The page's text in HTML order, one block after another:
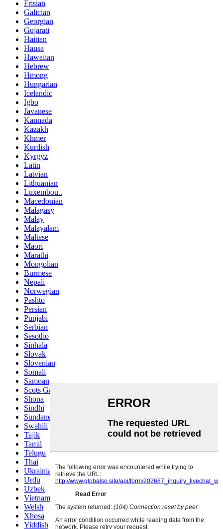
Frisian
Galician
Georgian
Gujarati
Haitian
Hausa
Hawaiian
Hebrew
Hmong
Hungarian
Icelandic
Igbo
Javanese
Kannada
Kazakh
Khmer
Kurdish
Kyrgyz
Latin
Latvian
Lithuanian
Luxembou..
Macedonian
Malagasy
Malay
Malayalam
Maltese
Maori
Marathi
Mongolian
Burmese
Nepali
Norwegian
Pashto
Persian
Punjabi
Serbian
Sesotho
Sinhala
Slovak
Slovenian
Somali
Samoan
Scots Gaelic
Shona
Sindhi
Sundanese
Swahili
Tajik
Tamil
Telugu
Thai
Ukrainian
Urdu
Uzbek
Vietnamese
Welsh
Xhosa
Yiddish